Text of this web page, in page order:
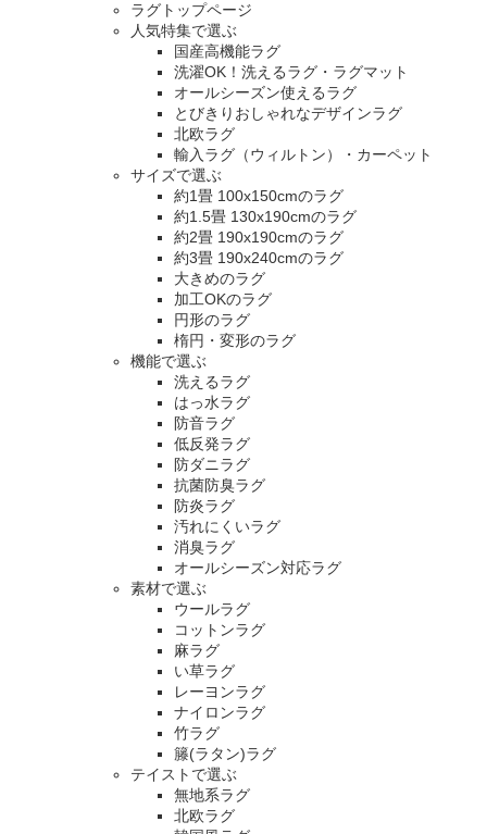
ラグトップページ
人気特集で選ぶ
国産高機能ラグ
洗濯OK！洗えるラグ・ラグマット
オールシーズン使えるラグ
とびきりおしゃれなデザインラグ
北欧ラグ
輸入ラグ（ウィルトン）・カーペット
サイズで選ぶ
約1畳 100x150cmのラグ
約1.5畳 130x190cmのラグ
約2畳 190x190cmのラグ
約3畳 190x240cmのラグ
大きめのラグ
加工OKのラグ
円形のラグ
楕円・変形のラグ
機能で選ぶ
洗えるラグ
はっ水ラグ
防音ラグ
低反発ラグ
防ダニラグ
抗菌防臭ラグ
防炎ラグ
汚れにくいラグ
消臭ラグ
オールシーズン対応ラグ
素材で選ぶ
ウールラグ
コットンラグ
麻ラグ
い草ラグ
レーヨンラグ
ナイロンラグ
竹ラグ
籐(ラタン)ラグ
テイストで選ぶ
無地系ラグ
北欧ラグ